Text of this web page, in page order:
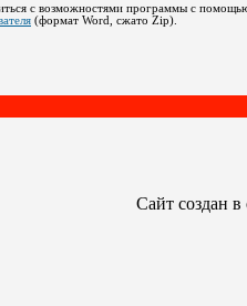
с возможностями программы с
(формат Word , сжато Zip)
Сайт создан в